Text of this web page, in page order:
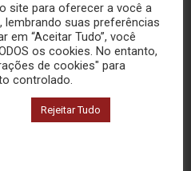
site para oferecer a você a
lembrando suas preferências
em “Aceitar Tudo”, você
os cookies. No entanto,
de cookies" para
controlado.
Rejeitar Tudo